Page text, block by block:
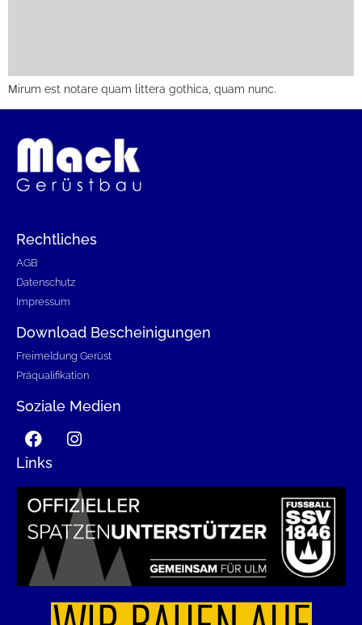
Мirum est notare quam littera gothica, quam nunc.
Rechtliches
AGB
Datenschutz
Impressum
Download Bescheinigungen
Freimeldung Gerüst
Präqualifikation
Soziale Medien
Links